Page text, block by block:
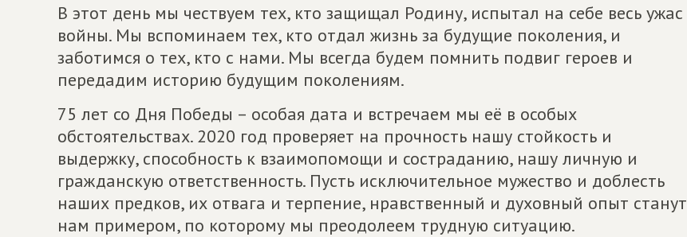
В этот день мы чествуем тех, кто защищал Родину, испытал на себе весь ужас
войны. Мы вспоминаем тех, кто отдал жизнь за будущие поколения, и
заботимся о тех, кто с нами. Мы всегда будем помнить подвиг героев и
передадим историю будущим поколениям.
75 лет со Дня Победы – особая дата и встречаем мы её в особых
обстоятельствах. 2020 год проверяет на прочность нашу стойкость и
выдержку, способность к взаимопомощи и состраданию, нашу личную и
гражданскую ответственность. Пусть исключительное мужество и доблесть
наших предков, их отвага и терпение, нравственный и духовный опыт станут
нам примером, по которому мы преодолеем трудную ситуацию.